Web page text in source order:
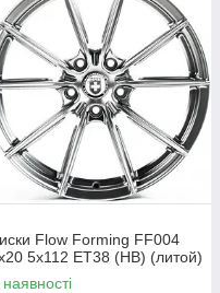
Flow Forming FF004
5x112 ET38 (HB) (литой)